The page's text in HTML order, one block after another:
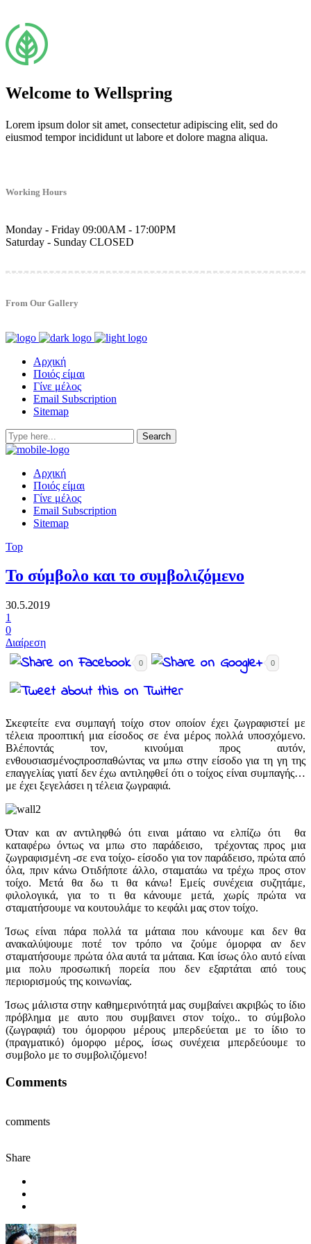
Welcome to Wellspring
Lorem ipsum dolor sit amet, consectetur adipiscing elit, sed do
eiusmod tempor incididunt ut labore et dolore magna aliqua.
Working Hours
Monday - Friday 09:00AM - 17:00PM
Saturday - Sunday CLOSED
From Our Gallery
Αρχική
Ποιός είμαι
Γίνε μέλος
Email Subscription
Sitemap
Αρχική
Ποιός είμαι
Γίνε μέλος
Email Subscription
Sitemap
Top
Το σύμβολο και το συμβολιζόμενο
30.5.2019
1
0
Διαίρεση
0 0
Σκεφτείτε ενα συμπαγή τοίχο στον οποίον έχει ζωγραφιστεί με
τέλεια προοπτική μια είσοδος σε ένα μέρος πολλά υποσχόμενο.
Βλέποντάς τον, κινούμαι προς αυτόν,
ενθουσιασμένοςπροσπαθώντας να μπω στην είσοδο για τη γη της
επαγγελίας γιατί δεν έχω αντιληφθεί ότι ο τοίχος είναι συμπαγής…
με έχει ξεγελάσει η τέλεια ζωγραφιά.
Όταν και αν αντιληφθώ ότι ειναι μάταιο να ελπίζω ότι θα
καταφέρω όντως να μπω στο παράδεισο, τρέχοντας προς μια
ζωγραφισμένη -σε ενα τοίχο- είσοδο για τον παράδεισο, πρώτα από
όλα, πριν κάνω Οτιδήποτε άλλο, σταματάω να τρέχω προς στον
τοίχο. Μετά θα δω τι θα κάνω! Εμείς συνέχεια συζητάμε,
φιλολογικά, για το τι θα κάνουμε μετά, χωρίς πρώτα να
σταματήσουμε να κουτουλάμε το κεφάλι μας στον τοίχο.
Ίσως είναι πάρα πολλά τα μάταια που κάνουμε και δεν θα
ανακαλύψουμε ποτέ τον τρόπο να ζούμε όμορφα αν δεν
σταματήσουμε πρώτα όλα αυτά τα μάταια. Και ίσως όλο αυτό είναι
μια πολυ προσωπική πορεία που δεν εξαρτάται από τους
περιορισμούς της κοινωνίας.
Ίσως μάλιστα στην καθημερινότητά μας συμβαίνει ακριβώς το ίδιο
πρόβλημα με αυτο που συμβαινει στον τοίχο.. το σύμβολο
(ζωγραφιά) του όμορφου μέρους μπερδεύεται με το ίδιο το
(πραγματικό) όμορφο μέρος, ίσως συνέχεια μπερδεύουμε το
συμβολο με το συμβολιζόμενο!
Comments
comments
Share